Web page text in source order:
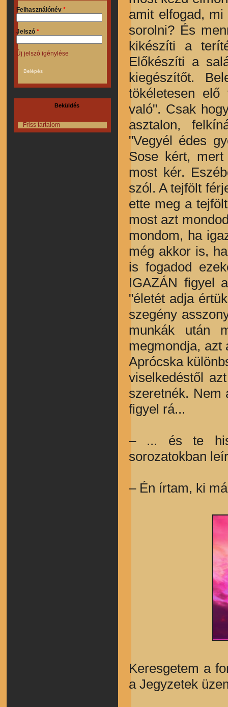
Felhasználónév *
Jelszó *
Új jelszó igénylése
Beküldés
Friss tartalom
amit elfogad,
sorolni? És
kikészíti a
Előkészíti a
kiegészítőt.
tökéletesen
való". Csak
asztalon,
"Vegyél édes
Sose kért,
most kér.
szól. A tejfölt
ette meg a
most azt
mondom, ha
még akkor is,
is fogadod
IGAZÁN figyel
"életét adja
szegény
munkák után
megmondja, azt
Aprócska
viselkedéstől
szeretnék. Nem
figyel rá...
– ... és te
sorozatokban
– Én írtam, ki
Keresgetem a
a Jegyzetek